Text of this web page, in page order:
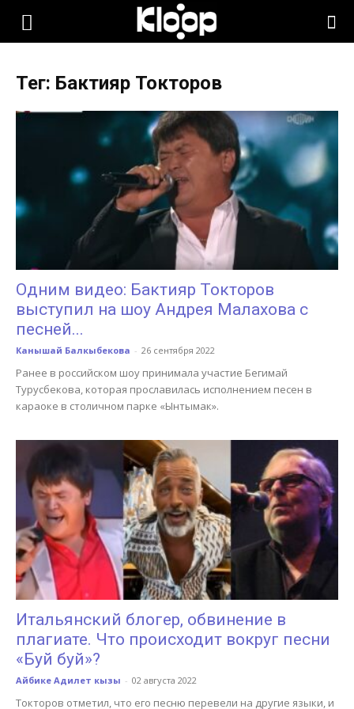
KLOOP.KG
Кыргызстана
Тег: Бактияр Токторов
Одним видео: Бактияр Токторов
выступил на шоу Андрея Малахова с
песней...
Канышай Балкыбекова - 26 сентября 2022
Ранее в российском шоу принимала участие Бегимай
Турусбекова, которая прославилась исполнением песен в
караоке в столичном парке «Ынтымак».
Итальянский блогер, обвинение в
плагиате. Что происходит вокруг песни
«Буй буй»?
Айбике Адилет кызы - 02 августа 2022
Токторов отметил, что его песню перевели на другие языки, и